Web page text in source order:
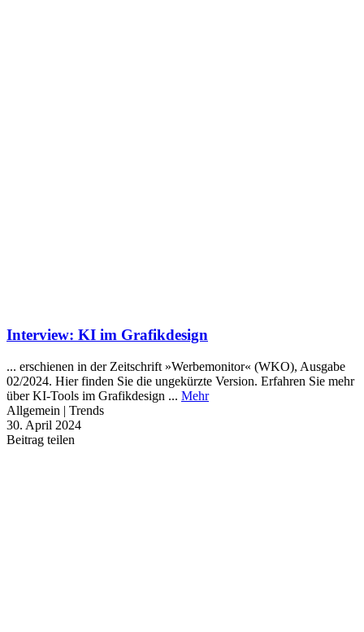
Interview: KI im Grafikdesign
... erschienen in der Zeitschrift »Werbemonitor« (WKO), Ausgabe
02/2024. Hier finden Sie die ungekürzte Version. Erfahren Sie mehr
über KI-Tools im Grafikdesign ... Mehr
Allgemein | Trends
30. April 2024
Beitrag teilen